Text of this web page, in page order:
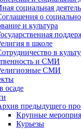
социальная
о
и культура
в школе
в
и СМИ
СМИ
осаде
предыдущего
Крупные
Курьезы